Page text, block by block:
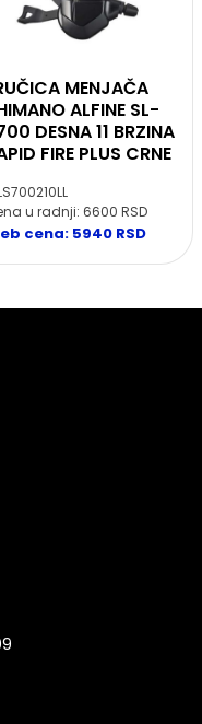
MENJAČA
ALFINE SL-
DESNA 11 BRZINA
FIRE PLUS CRNE
u radnji: 6600 RSD
cena: 5940 RSD